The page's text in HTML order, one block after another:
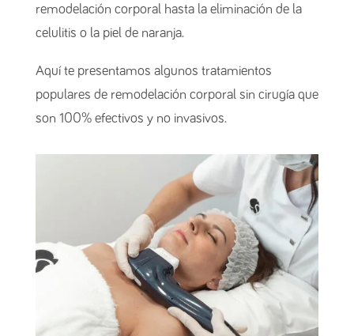
remodelación corporal hasta la eliminación de la
celulitis o la piel de naranja.
Aquí te presentamos algunos tratamientos
populares de remodelación corporal sin cirugía que
son 100% efectivos y no invasivos.